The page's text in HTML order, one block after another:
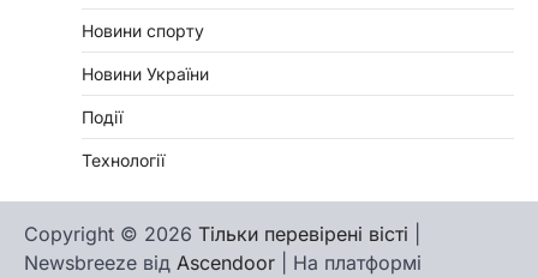
Новини спорту
Новини України
Події
Технології
Copyright © 2026 Тільки перевірені вісті
Newsbreeze від Ascendoor | На платформі